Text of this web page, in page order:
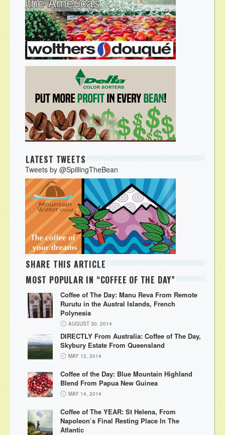
LATEST TWEETS
Tweets by @SpillingTheBean
SHARE THIS ARTICLE
MOST POPULAR IN “COFFEE OF THE DAY”
Coffee of The Day: Manu Reva From Remote
Rurutu in the Austral Islands, French
Polynesia
AUGUST 30, 2014
DIRECTLY From Australia: Coffee of The Day,
Skybury Estate From Queensland
MAY 12, 2014
Coffee of the Day: Blue Mountain Highland
Blend From Papua New Guinea
MAY 14, 2014
Coffee of The YEAR: St Helena, From
Napoleon’s Final Resting Place In The
Atlantic